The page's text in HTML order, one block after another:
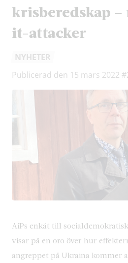
krisberedskap –
it-attacker
NYHETER
Publicerad den 15 mars 2022
AiPs enkät till
visar på en oro över hur
angreppet på Ukraina kommer